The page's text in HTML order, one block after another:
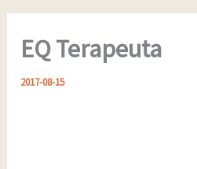
EQ Terapeuta
2017-08-15